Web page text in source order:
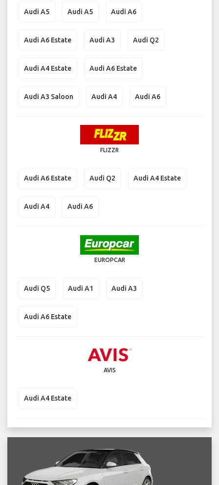
Audi A5 Audi A5 Audi A6
Audi A6 Estate Audi A3 Audi Q2
Audi A4 Estate Audi A6 Estate
Audi A3 Saloon Audi A4 Audi A6
FLIZZR
Audi A6 Estate Audi Q2 Audi A4 Estate
Audi A4 Audi A6
EUROPCAR
Audi Q5 Audi A1 Audi A3
Audi A6 Estate
AVIS
Audi A4 Estate